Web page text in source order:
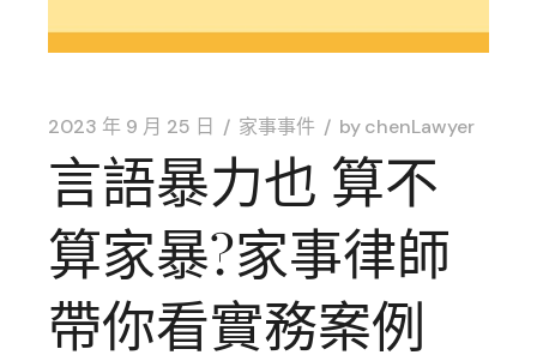
2023 年 9 月 25 日 家事事件 bychenLawyer
言語暴力也 算不
算家暴?家事律師
帶你看實務案例